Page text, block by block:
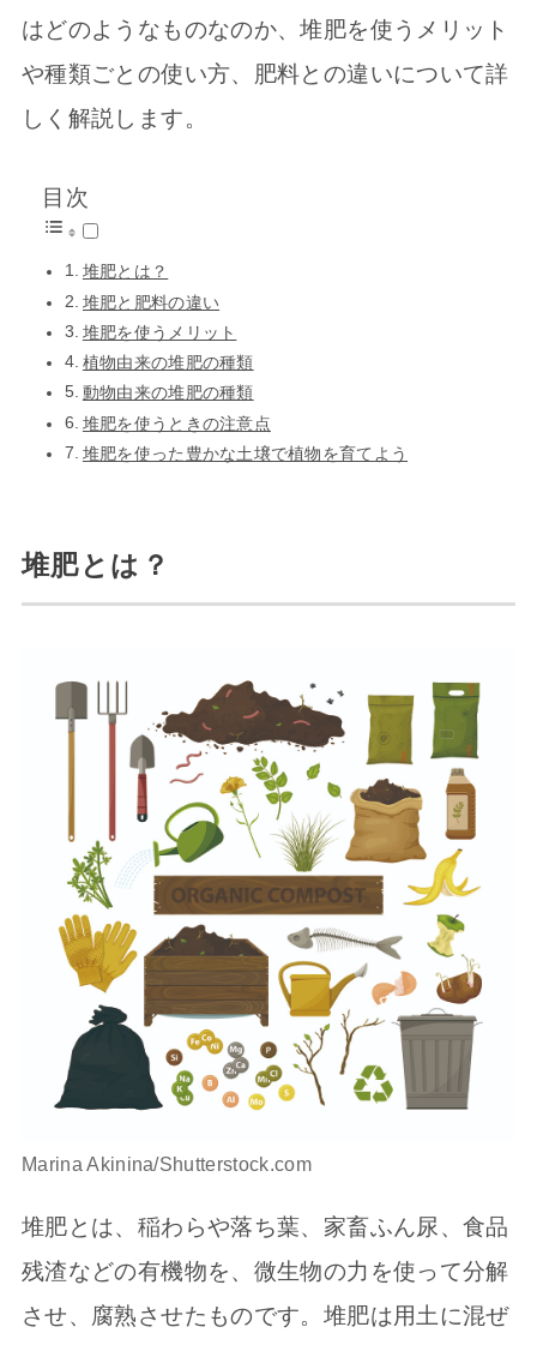
はどのようなものなのか、堆肥を使うメリット
や種類ごとの使い方、肥料との違いについて詳
しく解説します。
目次
堆肥とは？
堆肥と肥料の違い
堆肥を使うメリット
植物由来の堆肥の種類
動物由来の堆肥の種類
堆肥を使うときの注意点
堆肥を使った豊かな土壌で植物を育てよう
堆肥とは？
Marina Akinina/Shutterstock.com
堆肥とは、稲わらや落ち葉、家畜ふん尿、食品
残渣などの有機物を、微生物の力を使って分解
させ、腐熟させたものです。堆肥は用土に混ぜ